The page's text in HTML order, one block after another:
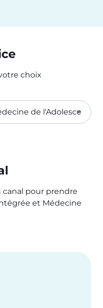
choix
canal pour prendre
et Médecine